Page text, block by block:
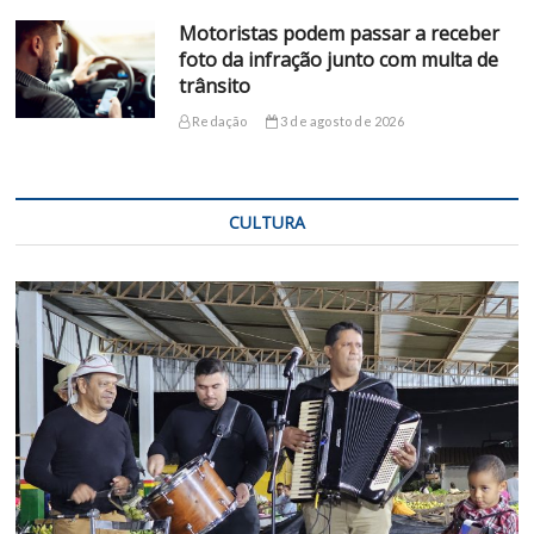
Motoristas podem passar a receber
foto da infração junto com multa de
trânsito
Redação 3 de agosto de 2026
CULTURA